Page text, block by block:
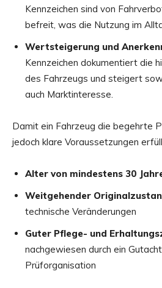
Kennzeichen sind von
befreit, was die Nutzung im
Wertsteigerung und
Kennzeichen dokumentiert die
des Fahrzeugs und steigert
auch Marktinteresse.
Damit ein Fahrzeug die begehrte
jedoch klare Voraussetzungen
Alter von mindestens 30
Weitgehender
technische Veränderungen
Guter Pflege- und
nachgewiesen durch ein
Prüforganisation